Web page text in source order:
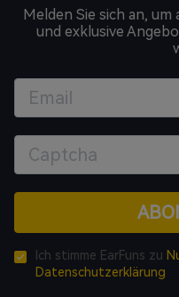
Melden Sie sich an,
und exklusive
Ich stimme EarFuns zu
Datenschutzerklärung